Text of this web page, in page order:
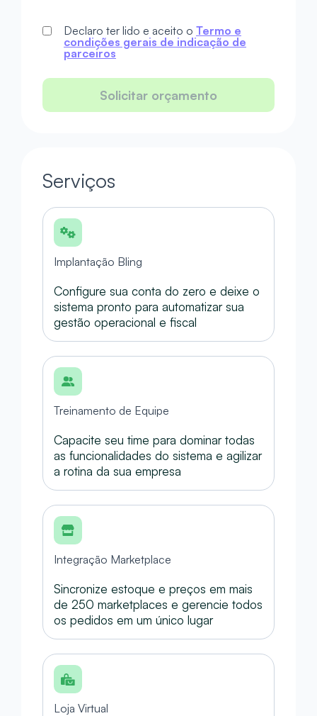
Declaro ter lido e aceito o Termo e
condições gerais de indicação de
parceiros
Solicitar orçamento
Serviços
Implantação Bling
Configure sua conta do zero e deixe o
sistema pronto para automatizar sua
gestão operacional e fiscal
Treinamento de Equipe
Capacite seu time para dominar todas
as funcionalidades do sistema e agilizar
a rotina da sua empresa
Integração Marketplace
Sincronize estoque e preços em mais
de 250 marketplaces e gerencie todos
os pedidos em um único lugar
Loja Virtual